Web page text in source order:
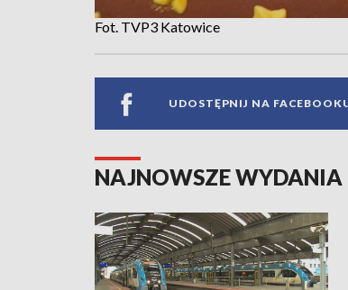
Fot. TVP3 Katowice
UDOSTĘPNIJ NA
NAJNOWSZE